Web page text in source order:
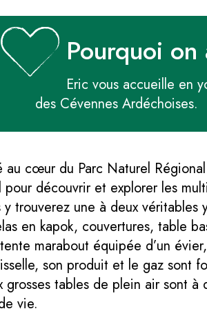
Pourquoi on
Eric vous accueille en
des Cévennes Ardéchoises.
au cœur du Parc Naturel
pour découvrir et explorer les
y trouverez une à deux
en kapok, couvertures, table
marabout équipée d’un
son produit et le gaz sont
grosses tables de plein air sont
vie.